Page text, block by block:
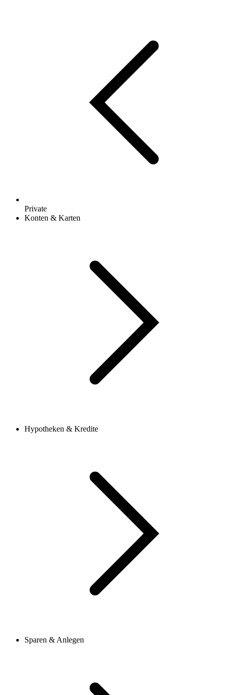
Private
Konten & Karten
Hypotheken & Kredite
Sparen & Anlegen